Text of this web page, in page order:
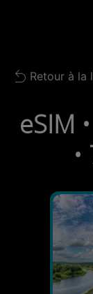
Back to list
Retour à la
eSIM